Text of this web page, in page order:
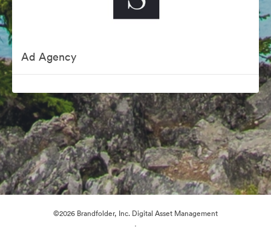
Ad Agency
©2026 Brandfolder, Inc. Digital Asset Management
·